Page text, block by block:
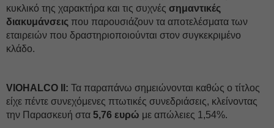
κυκλικό της χαρακτήρα και τις συχνές σημαντικές
διακυμάνσεις που παρουσιάζουν τα αποτελέσματα των
εταιρειών που δραστηριοποιούνται στον συγκεκριμένο
κλάδο.
VIOHALCO ΙΙ: Τα παραπάνω σημειώνονται καθώς ο τίτλος
είχε πέντε συνεχόμενες πτωτικές συνεδριάσεις, κλείνοντας
την Παρασκευή στα 5,76 ευρώ με απώλειες 1,54%.